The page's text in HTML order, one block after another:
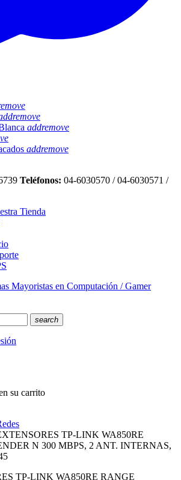
remove
addremove
addremove
Teléfonos: 04-6030570 / 04-6030571 /
Tienda
search
su carrito
TP-LINK WA850RE
N 300 MBPS, 2 ANT. INTERNAS,